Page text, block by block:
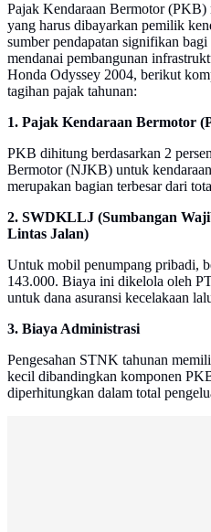
Pajak Kendaraan Bermotor
yang harus dibayarkan pemilik
sumber pendapatan signifikan
mendanai pembangunan
Honda Odyssey 2004, berikut
tagihan pajak tahunan:
1. Pajak Kendaraan Bermotor
PKB dihitung berdasarkan 2
Bermotor (NJKB) untuk
merupakan bagian terbesar dari
2. SWDKLLJ (Sumbangan
Lintas Jalan)
Untuk mobil penumpang pribadi,
143.000. Biaya ini dikelola oleh
untuk dana asuransi kecelakaan
3. Biaya Administrasi
Pengesahan STNK tahunan
kecil dibandingkan komponen
diperhitungkan dalam total